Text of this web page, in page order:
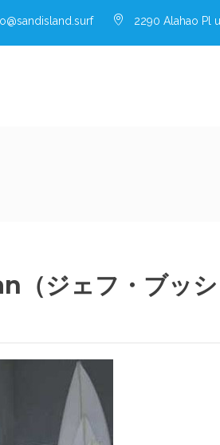
2290 Alahao Pl
ジェフ・ブッシ